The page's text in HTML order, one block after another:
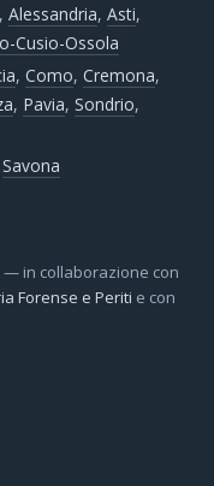
, Alessandria, Asti,
Cusio-Ossola
, Como, Cremona,
, Pavia, Sondrio,
Savona
— in collaborazione con
Forense e Periti e con